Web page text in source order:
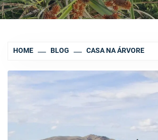
HOME BLOG CASA NA ÁRVORE